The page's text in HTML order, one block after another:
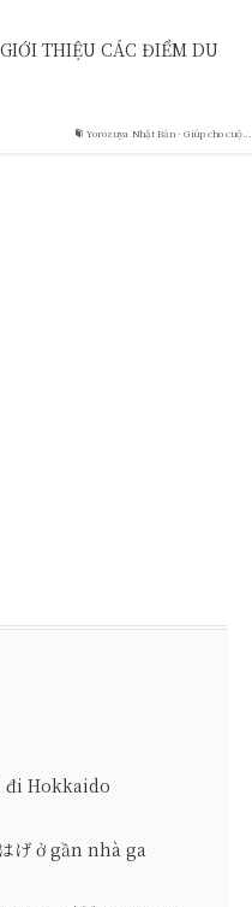
Yorozuya Nhật Bản - Giúp cho cuộ...
THIỆU CÁC ĐIỂM DU
đi Hokkaido
げ ở gần nhà ga